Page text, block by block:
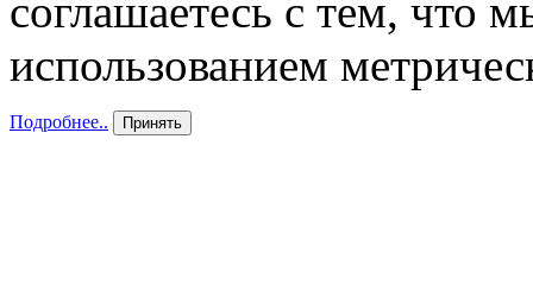
соглашаетесь с тем, что
использованием
Подробнее.. Принять